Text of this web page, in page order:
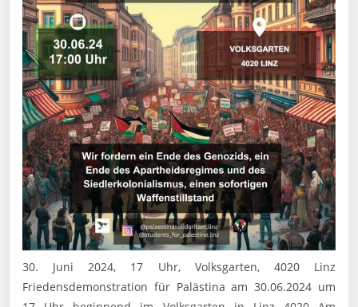
30. Juni 2024, 17 Uhr, Volksgarten, 4020 Linz
Friedensdemonstration für Palästina am 30.06.2024 um